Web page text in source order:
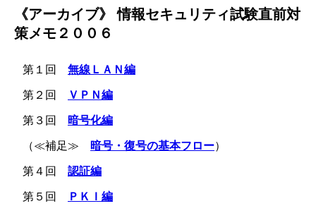
《アーカイブ》 情報セキュリティ試験直前対
策メモ２００６
第１回 無線ＬＡＮ編
第２回 ＶＰＮ編
第３回 暗号化編
（≪補足≫ 暗号・復号の基本フロー）
第４回 認証編
第５回 ＰＫＩ編